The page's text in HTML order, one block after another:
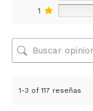
1
1-3 of 117 reseñas